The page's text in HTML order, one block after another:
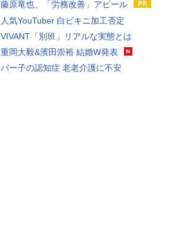
藤原竜也、「労務改善」アピール
人気YouTuber 白ビキニ加工否定
VIVANT「別班」リアルな実態とは
重岡大毅&濱田崇裕 結婚W発表
パー子の認知症 老老介護に不安